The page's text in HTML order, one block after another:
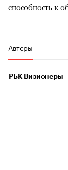
способность к
Авторы
РБК Визионеры